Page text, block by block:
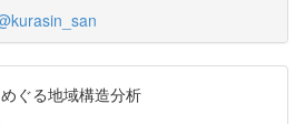
ぐる地域構造分析